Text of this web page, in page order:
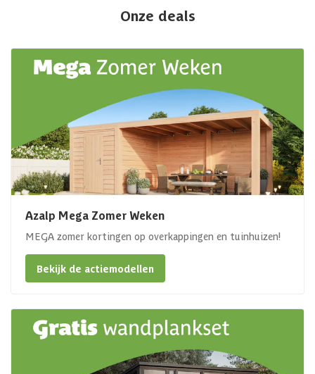
Onze deals
Azalp Mega Zomer Weken
MEGA zomer kortingen op overkappingen en tuinhuizen!
Bekijk de actiemodellen